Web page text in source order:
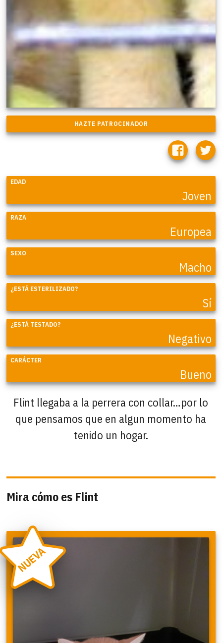
EDAD
Joven
RAZA
Europea
SEXO
Macho
¿ESTÁ ESTERILIZADO?
Sí
¿ESTÁ TESTADO?
Negativo
CARÁCTER
Bueno
Flint llegaba a la perrera con collar…por lo
que pensamos que en algun momento ha
tenido un hogar.
Mira cómo es Flint
NUEVA